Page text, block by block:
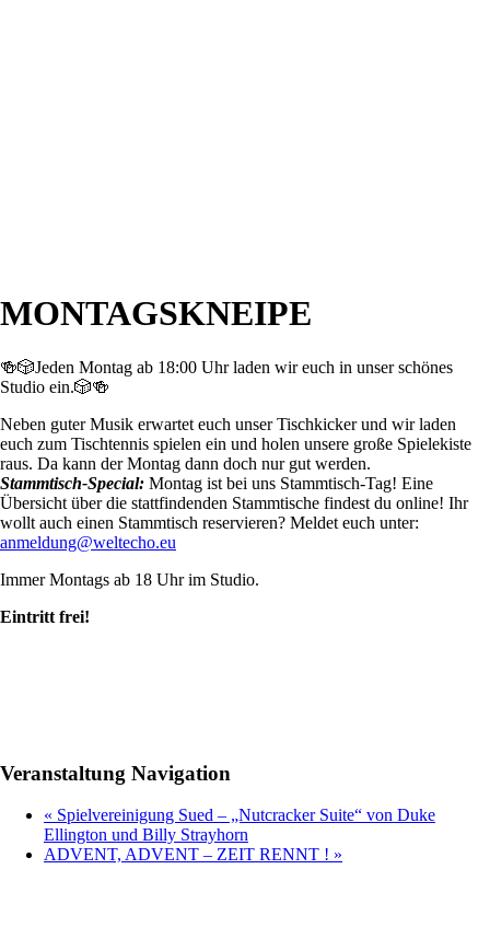
MONTAGSKNEIPE
🍻🎲Jeden Montag ab 18:00 Uhr laden wir euch in unser schönes
Studio ein.🎲🍻
Neben guter Musik erwartet euch unser Tischkicker und wir laden
euch zum Tischtennis spielen ein und holen unsere große Spielekiste
raus. Da kann der Montag dann doch nur gut werden.
Stammtisch-Special: Montag ist bei uns Stammtisch-Tag! Eine
Übersicht über die stattfindenden Stammtische findest du online! Ihr
wollt auch einen Stammtisch reservieren? Meldet euch unter:
anmeldung@weltecho.eu
Immer Montags ab 18 Uhr im Studio.
Eintritt frei!
Veranstaltung Navigation
« Spielvereinigung Sued – „Nutcracker Suite“ von Duke
Ellington und Billy Strayhorn
ADVENT, ADVENT – ZEIT RENNT ! »